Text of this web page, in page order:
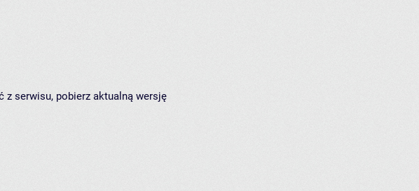
z serwisu, pobierz aktualną wersję